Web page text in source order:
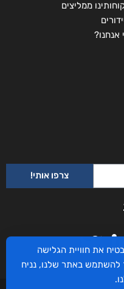
ממליצים
אנחנו?
צרפו אותי!
את חוויית הגלישה
להשתמש באתר שלנו, נניח